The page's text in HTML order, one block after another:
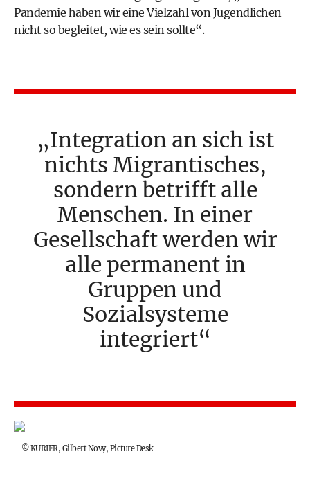
Pandemie haben wir eine Vielzahl von Jugendlichen
nicht so begleitet, wie es sein sollte“.
Integration an sich ist
nichts ­Migrantisches,
sondern betrifft alle
Menschen. In einer
Gesellschaft werden wir
alle permanent in
­Gruppen und
Sozialsysteme
integriert
©KURIER, Gilbert Novy, Picture Desk